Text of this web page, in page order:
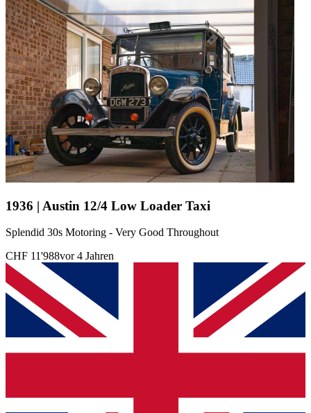
1936 | Austin 12/4 Low Loader Taxi
Splendid 30s Motoring - Very Good Throughout
CHF 11'988vor 4 Jahren